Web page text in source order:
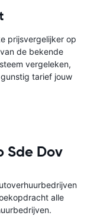
prijsvergelijker op
de bekende
vergeleken,
tarief jouw
Sde Dov
alle